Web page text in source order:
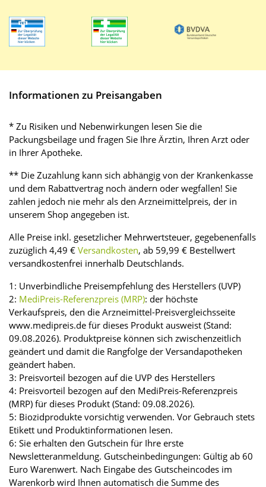
Informationen zu Preisangaben
* Zu Risiken und Nebenwirkungen lesen Sie die
Packungsbeilage und fragen Sie Ihre Ärztin, Ihren Arzt oder
in Ihrer Apotheke.
** Die Zuzahlung kann sich abhängig von der Krankenkasse
und dem Rabattvertrag noch ändern oder wegfallen! Sie
zahlen jedoch nie mehr als den Arzneimittelpreis, der in
unserem Shop angegeben ist.
Alle Preise inkl. gesetzlicher Mehrwertsteuer, gegebenenfalls
zuzüglich 4,49 € Versandkosten, ab 59,99 € Bestellwert
versandkostenfrei innerhalb Deutschlands.
1: Unverbindliche Preisempfehlung des Herstellers (UVP)
2: MediPreis-Referenzpreis (MRP): der höchste
Verkaufspreis, den die Arzneimittel-Preisvergleichsseite
www.medipreis.de für dieses Produkt ausweist (Stand:
09.08.2026). Produktpreise können sich zwischenzeitlich
geändert und damit die Rangfolge der Versandapotheken
geändert haben.
3: Preisvorteil bezogen auf die UVP des Herstellers
4: Preisvorteil bezogen auf den MediPreis-Referenzpreis
(MRP) für dieses Produkt (Stand: 09.08.2026).
5: Biozidprodukte vorsichtig verwenden. Vor Gebrauch stets
Etikett und Produktinformationen lesen.
6: Sie erhalten den Gutschein für Ihre erste
Newsletteranmeldung. Gutscheinbedingungen: Gültig ab 60
Euro Warenwert. Nach Eingabe des Gutscheincodes im
Warenkorb wird Ihnen automatisch die Summe des